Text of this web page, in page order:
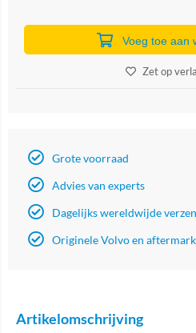
Voeg toe aan
Zet op
Grote voorraad
Advies van experts
Dagelijks wereldwijde
Originele Volvo en
Artikelomschrijving